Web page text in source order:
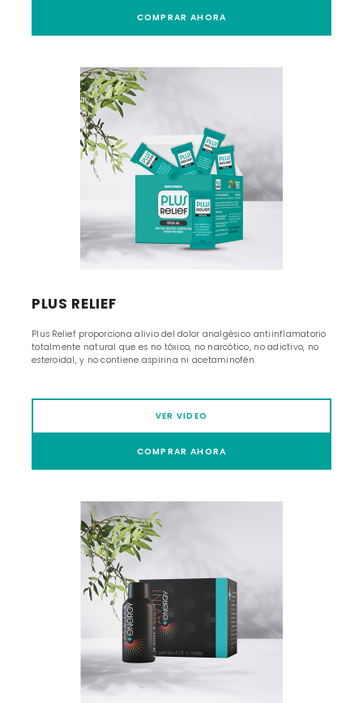
COMPRAR AHORA
PLUS RELIEF
Plus Relief proporciona alivio del dolor analgésico antiinflamatorio
totalmente natural que es no tóxico, no narcótico, no adictivo, no
esteroidal, y no contiene aspirina ni acetaminofén.
VER VIDEO
COMPRAR AHORA